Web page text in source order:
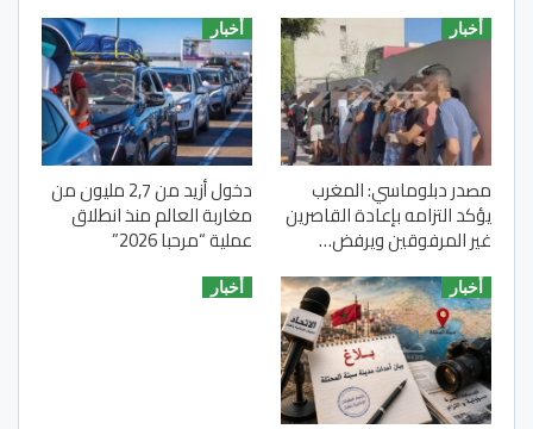
أخبار
مصدر دبلوماسي: المغرب
يؤكد التزامه بإعادة القاصرين
غير المرفوقين ويرفض…
أخبار
دخول أزيد من 2,7 مليون من
مغاربة العالم منذ انطلاق
عملية “مرحبا 2026”
أخبار أخبار